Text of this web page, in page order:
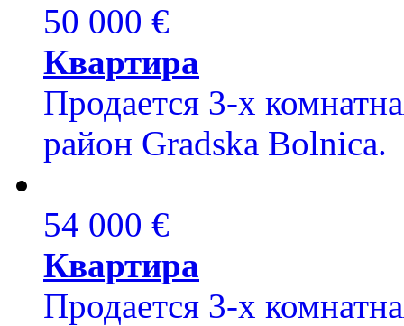
50 000 €
Квартира
Продается 3-х
район Gradska Bolnica.
54 000 €
Квартира
Продается 3-х